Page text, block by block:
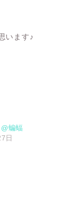
います♪
蝙蝠
日